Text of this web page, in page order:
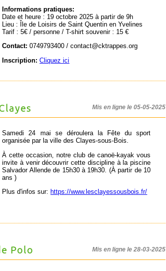
Informations pratiques:
Date et heure : 19 octobre 2025 à partir de 9h
Lieu : Île de Loisirs de Saint Quentin en Yvelines
Tarif : 5€ / personne / T-shirt souvenir : 15 €
Contact: 0749793400 / contact@cktrappes.org
Inscription: Cliquez ici
Mis en ligne le 05-05-2025
Samedi 24 mai se déroulera la Fête du sport
organisée par la ville desClayes-sous-Bois.
À cette occasion, notre club de canoë-kayak vous
invite à venir découvrir cette discipline à la piscine
Salvador Allende de 15h30 à 19h30. (À partir de 10
ans )
Plus d'infos sur: https://www.lesclayessousbois.fr/
Polo Mis en ligne le 28-03-2025